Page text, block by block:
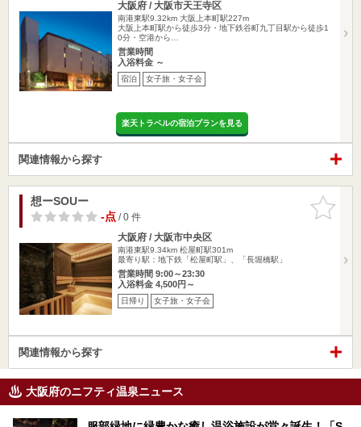
大阪府 / 大阪市天王寺区
南港東駅9.32km 大阪上本町駅227m
大阪上本町駅から徒歩3分・地下鉄谷町九丁目駅から徒歩1
0分・空港から…
営業時間
入浴料金 ～
宿泊 女子旅・女子会
楽天トラベルの宿泊プランを見る
関連情報から探す
お気に入
りに追加
想ーSOUー
-点/ 0 件
大阪府 / 大阪市中央区
南港東駅9.34km 松屋町駅301m
最寄り駅：地下鉄「松屋町駅」、「長堀橋駅」
営業時間 9:00～23:30
入浴料金 4,500円～
日帰り 女子旅・女子会
関連情報から探す
大阪府のニフティ温泉ニュース